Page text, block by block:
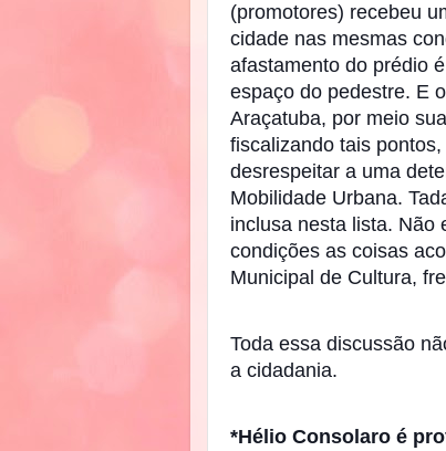
(promotores) recebeu
cidade nas mesmas
afastamento do prédio
espaço do pedestre. E
Araçatuba, por meio
fiscalizando tais
desrespeitar a uma
Mobilidade Urbana.
inclusa nesta lista. Não
condições as coisas
Municipal de Cultura,
Toda essa discussão
a cidadania.
*Hélio Consolaro é